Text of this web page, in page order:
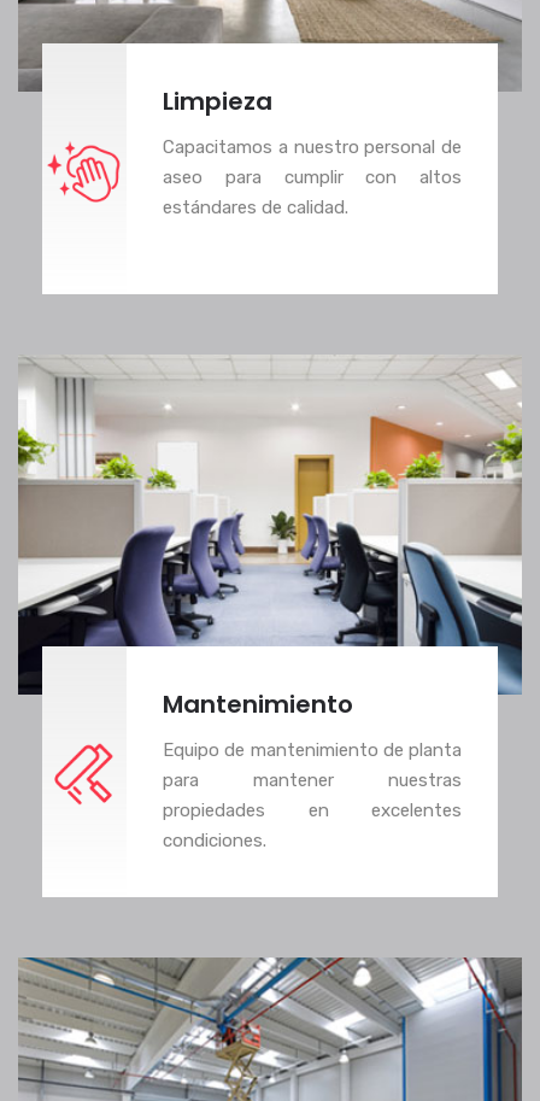
Limpieza
Capacitamos a nuestro personal de
aseo para cumplir con altos
estándares de calidad.
Mantenimiento
Equipo de mantenimiento de planta
para mantener nuestras
propiedades en excelentes
condiciones.